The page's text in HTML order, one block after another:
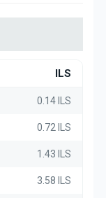
ILS
0.14 ILS
0.72 ILS
1.43 ILS
3.58 ILS